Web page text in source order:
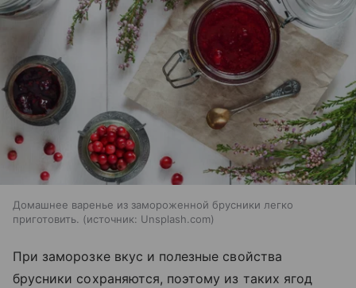
Домашнее варенье из замороженной брусники легко
приготовить.
источник: Unsplash.com
При заморозке вкус и полезные свойства
брусники сохраняются, поэтому из таких ягод